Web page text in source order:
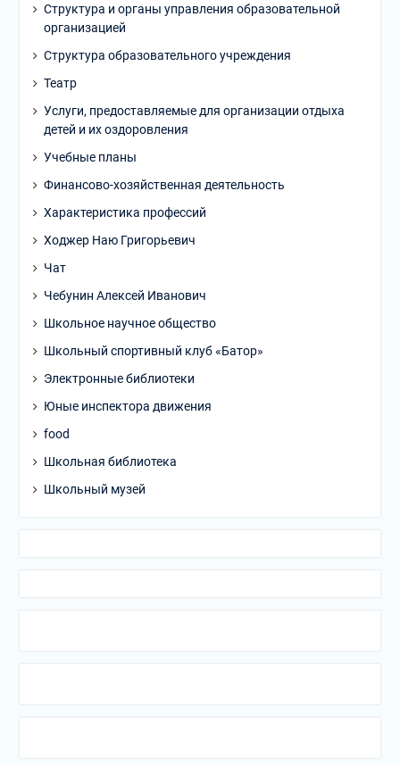
Структура и органы управления образовательной
организацией
Структура образовательного учреждения
Театр
Услуги, предоставляемые для организации отдыха
детей и их оздоровления
Учебные планы
Финансово-хозяйственная деятельность
Характеристика профессий
Ходжер Наю Григорьевич
Чат
Чебунин Алексей Иванович
Школьное научное общество
Школьный спортивный клуб «Батор»
Электронные библиотеки
Юные инспектора движения
food
Школьная библиотека
Школьный музей